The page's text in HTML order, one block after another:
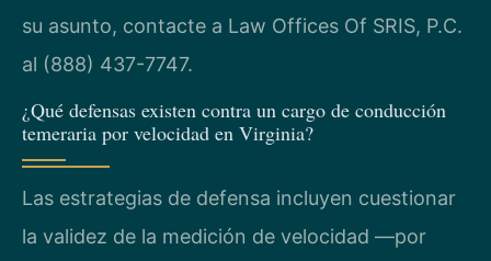
su asunto, contacte a Law Offices Of SRIS, P.C.
al (888) 437-7747.
¿Qué defensas existen contra un cargo de conducción
temeraria por velocidad en Virginia?
Las estrategias de defensa incluyen cuestionar
la validez de la medición de velocidad —por